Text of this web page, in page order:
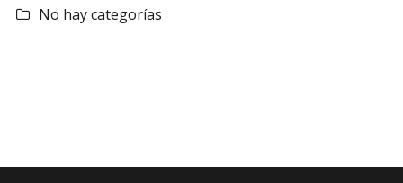
No hay categorías